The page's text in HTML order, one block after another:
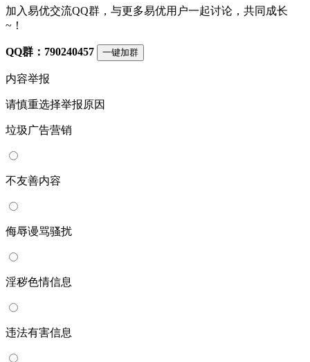
加入易优交流QQ群，与更多易优用户一起讨论，共同成长
~！
QQ群：790240457 一键加群
内容举报
请慎重选择举报原因
垃圾广告营销
不友善内容
侮辱谩骂骚扰
淫秽色情信息
违法有害信息